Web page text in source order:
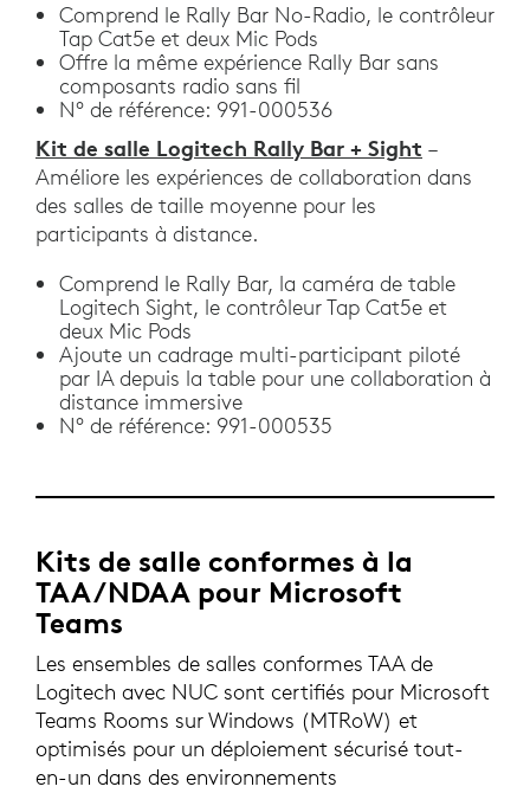
Comprend le Rally Bar No-Radio, le contrôleur
Tap Cat5e et deux Mic Pods
Offre la même expérience Rally Bar sans
composants radio sans fil
N° de référence: 991-000536
Kit de salle Logitech Rally Bar + Sight –
Améliore les expériences de collaboration dans
des salles de taille moyenne pour les
participants à distance.
Comprend le Rally Bar, la caméra de table
Logitech Sight, le contrôleur Tap Cat5e et
deux Mic Pods
Ajoute un cadrage multi-participant piloté
par IA depuis la table pour une collaboration à
distance immersive
N° de référence: 991-000535
Kits de salle conformes à la
TAA/NDAA pour Microsoft
Teams
Les ensembles de salles conformes TAA de
Logitech avec NUC sont certifiés pour Microsoft
Teams Rooms sur Windows (MTRoW) et
optimisés pour un déploiement sécurisé tout-
en-un dans des environnements